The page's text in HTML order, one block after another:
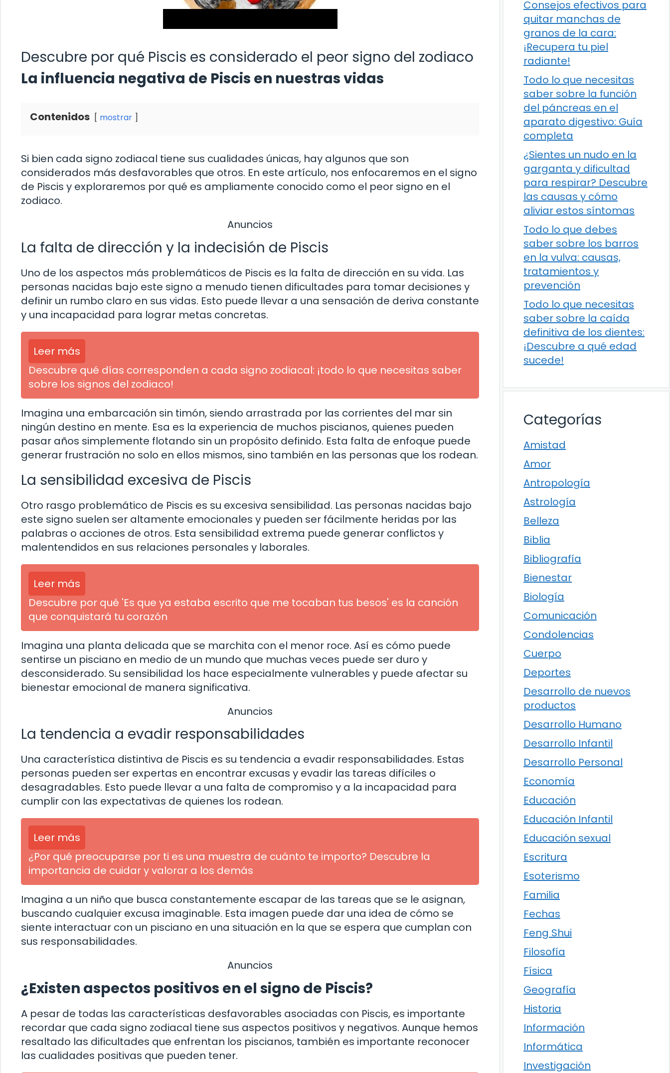
Descubre por qué Piscis es considerado el peor signo del zodiaco
La influencia negativa de Piscis en nuestras vidas
Contenidos mostrar
Si bien cada signo zodiacal tiene sus cualidades únicas, hay algunos que son
considerados más desfavorables que otros. En este artículo, nos enfocaremos en el signo
de Piscis y exploraremos por qué es ampliamente conocido como el peor signo en el
zodiaco.
Anuncios
La falta de dirección y la indecisión de Piscis
Uno de los aspectos más problemáticos de Piscis es la falta de dirección en su vida. Las
personas nacidas bajo este signo a menudo tienen dificultades para tomar decisiones y
definir un rumbo claro en sus vidas. Esto puede llevar a una sensación de deriva constante
y una incapacidad para lograr metas concretas.
Leer más
Descubre qué días corresponden a cada signo zodiacal: ¡todo lo que necesitas saber
sobre los signos del zodiaco!
Imagina una embarcación sin timón, siendo arrastrada por las corrientes del mar sin
ningún destino en mente. Esa es la experiencia de muchos piscianos, quienes pueden
pasar años simplemente flotando sin un propósito definido. Esta falta de enfoque puede
generar frustración no solo en ellos mismos, sino también en las personas que los rodean.
La sensibilidad excesiva de Piscis
Otro rasgo problemático de Piscis es su excesiva sensibilidad. Las personas nacidas bajo
este signo suelen ser altamente emocionales y pueden ser fácilmente heridas por las
palabras o acciones de otros. Esta sensibilidad extrema puede generar conflictos y
malentendidos en sus relaciones personales y laborales.
Leer más
Descubre por qué 'Es que ya estaba escrito que me tocaban tus besos' es la canción
que conquistará tu corazón
Imagina una planta delicada que se marchita con el menor roce. Así es cómo puede
sentirse un pisciano en medio de un mundo que muchas veces puede ser duro y
desconsiderado. Su sensibilidad los hace especialmente vulnerables y puede afectar su
bienestar emocional de manera significativa.
Anuncios
La tendencia a evadir responsabilidades
Una característica distintiva de Piscis es su tendencia a evadir responsabilidades. Estas
personas pueden ser expertas en encontrar excusas y evadir las tareas difíciles o
desagradables. Esto puede llevar a una falta de compromiso y a la incapacidad para
cumplir con las expectativas de quienes los rodean.
Leer más
¿Por qué preocuparse por ti es una muestra de cuánto te importo? Descubre la
importancia de cuidar y valorar a los demás
Imagina a un niño que busca constantemente escapar de las tareas que se le asignan,
buscando cualquier excusa imaginable. Esta imagen puede dar una idea de cómo se
siente interactuar con un pisciano en una situación en la que se espera que cumplan con
sus responsabilidades.
Anuncios
¿Existen aspectos positivos en el signo de Piscis?
A pesar de todas las características desfavorables asociadas con Piscis, es importante
recordar que cada signo zodiacal tiene sus aspectos positivos y negativos. Aunque hemos
resaltado las dificultades que enfrentan los piscianos, también es importante reconocer
las cualidades positivas que pueden tener.
Consejos efectivos para
quitar manchas de
granos de la cara:
¡Recupera tu piel
radiante!
Todo lo que necesitas
saber sobre la función
del páncreas en el
aparato digestivo: Guía
completa
¿Sientes un nudo en la
garganta y dificultad
para respirar? Descubre
las causas y cómo
aliviar estos síntomas
Todo lo que debes
saber sobre los barros
en la vulva: causas,
tratamientos y
prevención
Todo lo que necesitas
saber sobre la caída
definitiva de los dientes:
¡Descubre a qué edad
sucede!
Categorías
Amistad
Amor
Antropología
Astrología
Belleza
Biblia
Bibliografía
Bienestar
Biología
Comunicación
Condolencias
Cuerpo
Deportes
Desarrollo de nuevos
productos
Desarrollo Humano
Desarrollo Infantil
Desarrollo Personal
Economía
Educación
Educación Infantil
Educación sexual
Escritura
Esoterismo
Familia
Fechas
Feng Shui
Filosofía
Física
Geografía
Historia
Información
Informática
Investigación